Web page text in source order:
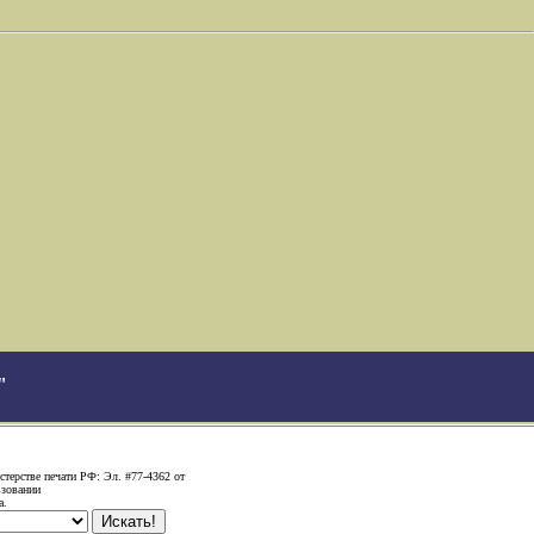
печати РФ: Эл. #77-4362 от